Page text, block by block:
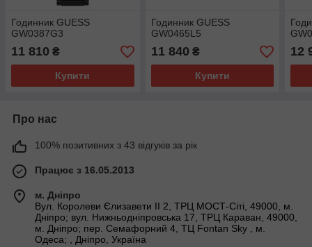
Годинник GUESS
GW0387G3
11 810 ₴
Купити
Годинник GUESS
GW0465L5
11 840 ₴
Купити
12
Про нас
100% позитивних з 43 відгуків за рік
Працює з 16.05.2013
м. Дніпро
Вул. Королеви Єлизавети ІІ 2, ТРЦ МОСТ-Сіті, 49000, м.
Дніпро; вул. Нижньодніпровська 17, ТРЦ Караван, 49000,
м. Дніпро; пер. Семафорний 4, ТЦ Fontan Sky , м.
Одеса; , Дніпро, Україна